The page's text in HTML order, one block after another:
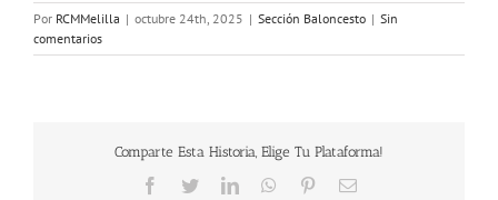
Por RCMMelilla | octubre 24th, 2025 | Sección Baloncesto | Sin
comentarios
Comparte Esta Historia, Elige Tu Plataforma!
Facebook
TwitterLinkedInWhatsApp
PinterestCorreo